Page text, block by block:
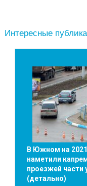
Интересные
В Южном на
наметили
проезжей части
(детально)